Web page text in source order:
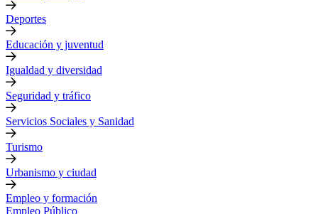
Deportes
Educación y juventud
Igualdad y diversidad
Seguridad y tráfico
Servicios Sociales y Sanidad
Turismo
Urbanismo y ciudad
Empleo y formación
Empleo Público